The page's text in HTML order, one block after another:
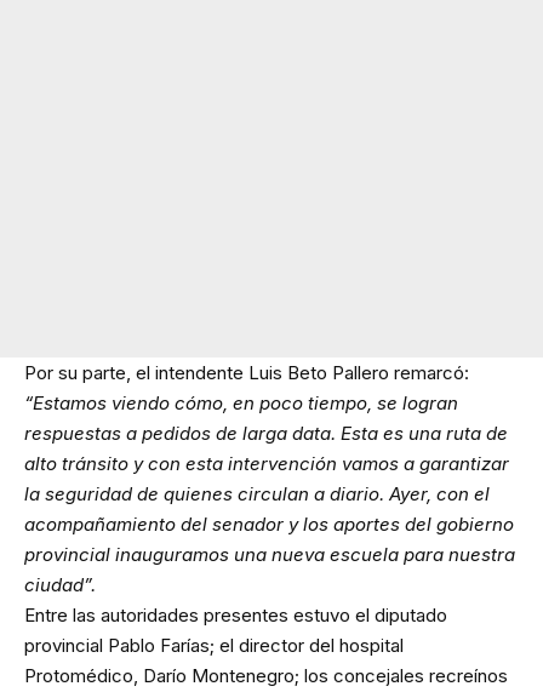
Por su parte, el intendente Luis Beto Pallero remarcó:
“Estamos viendo cómo, en poco tiempo, se logran
respuestas a pedidos de larga data. Esta es una ruta de
alto tránsito y con esta intervención vamos a garantizar
la seguridad de quienes circulan a diario. Ayer, con el
acompañamiento del senador y los aportes del gobierno
provincial inauguramos una nueva escuela para nuestra
ciudad”.
Entre las autoridades presentes estuvo el diputado
provincial Pablo Farías; el director del hospital
Protomédico, Darío Montenegro; los concejales recreínos